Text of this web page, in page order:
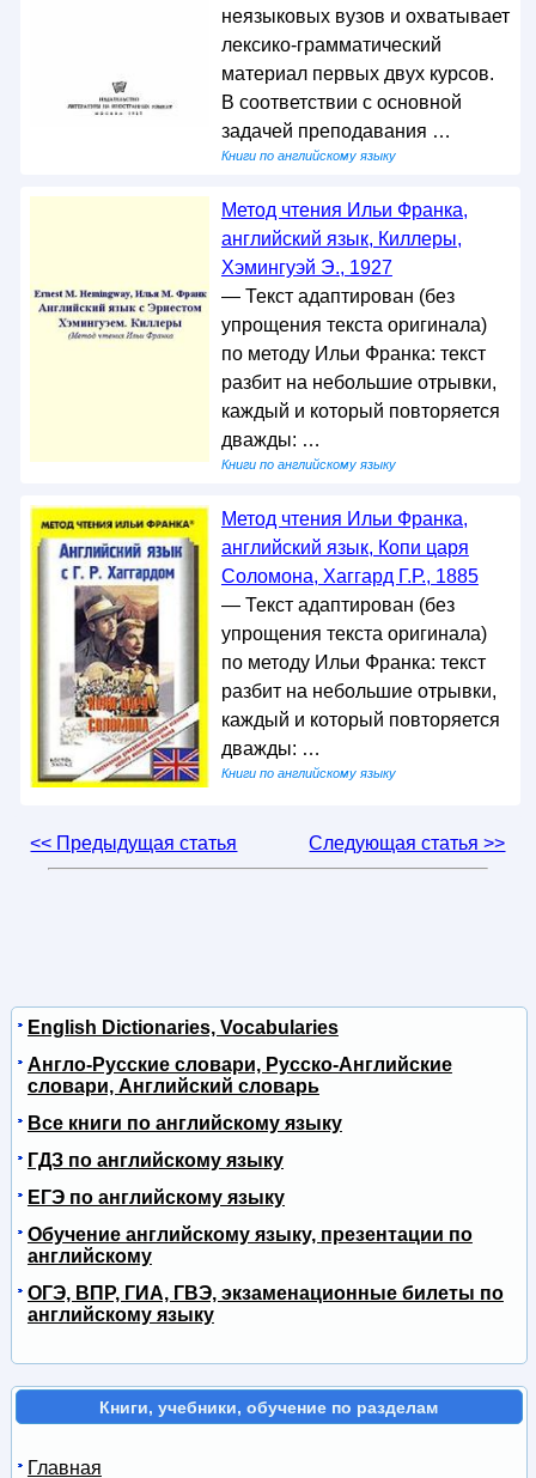
неязыковых вузов и охватывает
лексико-грамматический
материал первых двух курсов.
В соответствии с основной
задачей преподавания …
Книги по английскому языку
Метод чтения Ильи Франка,
английский язык, Киллеры,
Хэмингуэй Э., 1927
— Текст адаптирован (без
упрощения текста оригинала)
по методу Ильи Франка: текст
разбит на небольшие отрывки,
каждый и который повторяется
дважды: …
Книги по английскому языку
Метод чтения Ильи Франка,
английский язык, Копи царя
Соломона, Хаггард Г.Р., 1885
— Текст адаптирован (без
упрощения текста оригинала)
по методу Ильи Франка: текст
разбит на небольшие отрывки,
каждый и который повторяется
дважды: …
Книги по английскому языку
<< Предыдущая статья Следующая статья >>
English Dictionaries, Vocabularies
Англо-Русские словари, Русско-Английские
словари, Английский словарь
Все книги по английскому языку
ГДЗ по английскому языку
ЕГЭ по английскому языку
Обучение английскому языку, презентации по
английскому
ОГЭ, ВПР, ГИА, ГВЭ, экзаменационные билеты по
английскому языку
Книги, учебники, обучение по разделам
Главная